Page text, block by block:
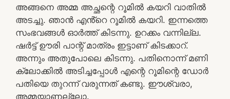
അങ്ങനെ അമ്മ അച്ഛന്റെ റൂമിൽ കയറി വാതിൽ
അടച്ചു. ഞാൻ എൻ്റെ റൂമിൽ കയറി. ഇന്നത്തെ
സംഭവങ്ങൾ ഓർത്ത് കിടന്നു. ഉറക്കം വന്നില്ല.
ഷർട്ട്‌ ഊരി പാന്റ് മാത്രം ഇട്ടാണ് കിടക്കാറ്.
അന്നും അതുപോലെ കിടന്നു. പതിനൊന്ന് മണി
ക്ലോക്കിൽ അടിച്ചപ്പോൾ എന്റെ റൂമിന്റെ ഡോർ
പതിയെ തുറന്ന് വരുന്നത് കണ്ടു. ഈശ്വരാ,
അമ്മയാണല്ലോ.